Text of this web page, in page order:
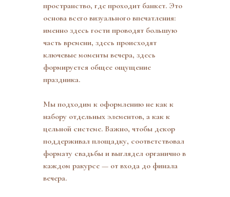
пространство, где проходит банкет. Это
основа всего визуального впечатления:
именно здесь гости проводят большую
часть времени, здесь происходят
ключевые моменты вечера, здесь
формируется общее ощущение
праздника.
Мы подходим к оформлению не как к
набору отдельных элементов, а как к
цельной системе. Важно, чтобы декор
поддерживал площадку, соответствовал
формату свадьбы и выглядел органично в
каждом ракурсе — от входа до финала
вечера.